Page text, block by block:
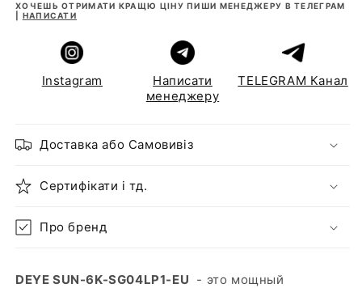
EU
EU
ХОЧЕШЬ ОТРИМАТИ КРАЩЮ ЦІНУ ПИШИ МЕНЕДЖЕРУ В ТЕЛЕГРАМ
НАПИСАТИ
Instagram
Написати
менеджеру
TELEGRAM Канал
Доставка або Самовивіз
Сертифікати і тд.
Про бренд
DEYE SUN-6K-SG04LP1-EU - это мощный